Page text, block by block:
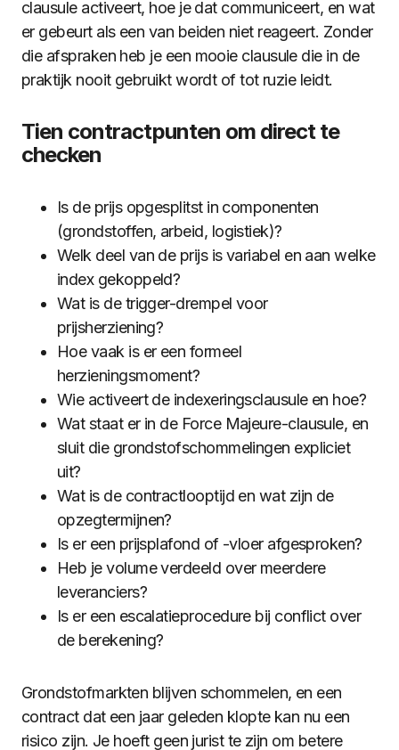
clausule activeert, hoe je dat communiceert, en wat
er gebeurt als een van beiden niet reageert. Zonder
die afspraken heb je een mooie clausule die in de
praktijk nooit gebruikt wordt of tot ruzie leidt.
Tien contractpunten om direct te
checken
Is de prijs opgesplitst in componenten
(grondstoffen, arbeid, logistiek)?
Welk deel van de prijs is variabel en aan welke
index gekoppeld?
Wat is de trigger-drempel voor
prijsherziening?
Hoe vaak is er een formeel
herzieningsmoment?
Wie activeert de indexeringsclausule en hoe?
Wat staat er in de Force Majeure-clausule, en
sluit die grondstofschommelingen expliciet
uit?
Wat is de contractlooptijd en wat zijn de
opzegtermijnen?
Is er een prijsplafond of -vloer afgesproken?
Heb je volume verdeeld over meerdere
leveranciers?
Is er een escalatieprocedure bij conflict over
de berekening?
Grondstofmarkten blijven schommelen, en een
contract dat een jaar geleden klopte kan nu een
risico zijn. Je hoeft geen jurist te zijn om betere